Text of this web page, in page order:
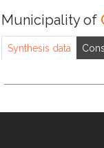
Municipality of
Synthesis data